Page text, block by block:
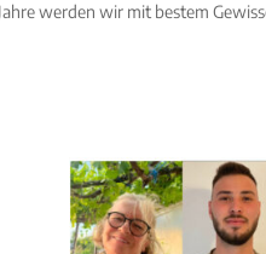
werden wir mit bestem